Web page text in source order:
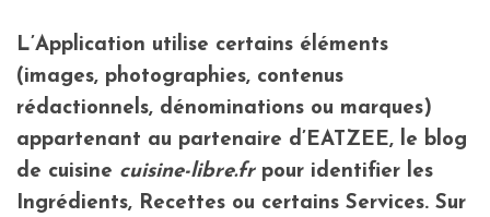
L’Application utilise certains éléments
(images, photographies, contenus
rédactionnels, dénominations ou marques)
appartenant au partenaire d’EATZEE, le blog
de cuisine cuisine-libre.frpour identifier les
Ingrédients, Recettes ou certains Services. Sur